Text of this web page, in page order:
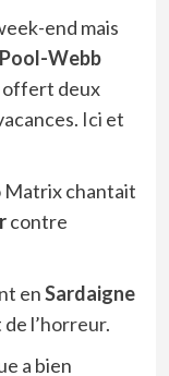
end mais
Webb
offert deux
Ici et
Matrix chantait
contre
enSardaigne
l’horreur.
a bien